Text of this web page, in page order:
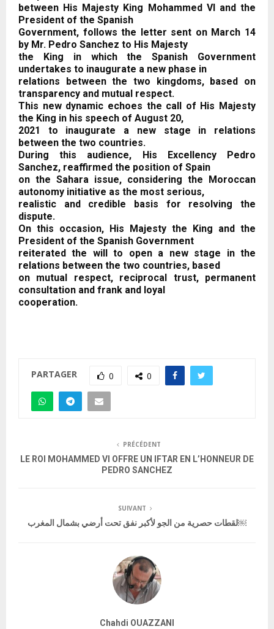
between His Majesty King Mohammed VI and the
President of the Spanish
Government, follows the letter sent on March 14
by Mr. Pedro Sanchez to His Majesty
the King in which the Spanish Government
undertakes to inaugurate a new phase in
relations between the two kingdoms, based on
transparency and mutual respect.
This new dynamic echoes the call of His Majesty
the King in his speech of August 20,
2021 to inaugurate a new stage in relations
between the two countries.
During this audience, His Excellency Pedro
Sanchez, reaffirmed the position of Spain
on the Sahara issue, considering the Moroccan
autonomy initiative as the most serious,
realistic and credible basis for resolving the
dispute.
On this occasion, His Majesty the King and the
President of the Spanish Government
reiterated the will to open a new stage in the
relations between the two countries, based
on mutual respect, reciprocal trust, permanent
consultation and frank and loyal
cooperation.
PARTAGER 0 0
PRÉCÉDENT
LE ROI MOHAMMED VI OFFRE UN IFTAR EN L’HONNEUR DE
PEDRO SANCHEZ
SUIVANT
لقطات حصرية من الجو لأكبر نفق تحت أرضي بشمال المغرب￼
Chahdi OUAZZANI